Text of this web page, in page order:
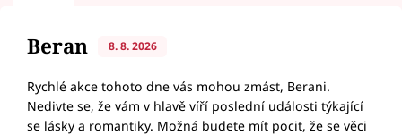
Beran 8. 8. 2026
Rychlé akce tohoto dne vás mohou zmást, Berani.
Nedivte se, že vám v hlavě víří poslední události týkající
se lásky a romantiky. Možná budete mít pocit, že se věci